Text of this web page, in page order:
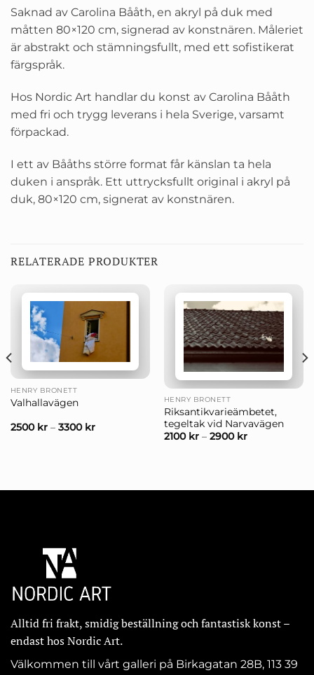
Saknad av Carolina Bååth, en akryl på duk med
måtten 80×120 cm, signerad av konstnären. Måleriet
är abstrakt och stämningsfullt, med ett sofistikerat
färgspråk.
Hos Nordic Art handlar du konst av Carolina Bååth
med fri och trygg leverans i hela Sverige, varsamt
förpackad.
I ett av Bååths större format får känslan ta hela
duken i anspråk. Ett uttrycksfullt original i akryl på
duk, 80×120 cm, signerat av konstnären.
RELATERADE PRODUKTER
HENRY BRONETT
Valhallavägen
2500 kr– 3300 kr
HENRY BRONETT
Riksantikvarieämbetet,
tegeltak vid Narvavägen
2100 kr– 2900 kr
Alltid fri frakt, smidig beställning och fantastisk konst –
endast hos Nordic Art.
Välkommen till vårt galleri på Birkagatan 28B, 113 39